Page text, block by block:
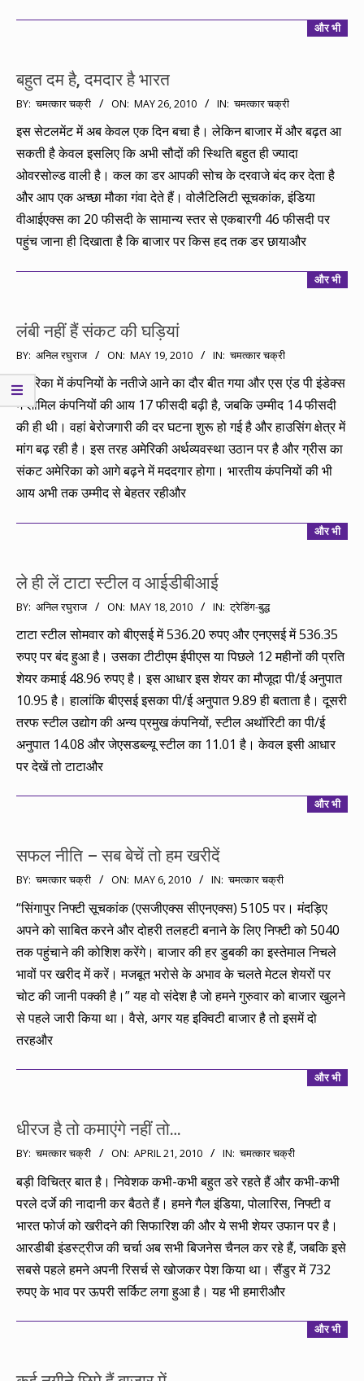
और भी
बहुत दम है, दमदार है भारत
2010-
BY: चमत्कार चक्री ON: MAY 26, 2010 IN: चमत्कार चक्री
इस सेटलमेंट में अब केवल एक दिन बचा है। लेकिन बाजार में और बढ़त आ
सकती है केवल इसलिए कि अभी सौदों की स्थिति बहुत ही ज्यादा
ओवरसोल्ड वाली है। कल का डर आपकी सोच के दरवाजे बंद कर देता है
और आप एक अच्छा मौका गंवा देते हैं। वोलैटिलिटी सूचकांक, इंडिया
वीआईएक्स का 20 फीसदी के सामान्य स्तर से एकबारगी 46 फीसदी पर
पहुंच जाना ही दिखाता है कि बाजार पर किस हद तक डर छायाऔर
और भी
लंबी नहीं हैं संकट की घड़ियां
2010-
05-
19
BY: अनिल रघुराज ON: MAY 19, 2010 IN: चमत्कार चक्री
अमेरिका में कंपनियों के नतीजे आने का दौर बीत गया और एस एंड पी इंडेक्स
में शामिल कंपनियों की आय 17 फीसदी बढ़ी है, जबकि उम्मीद 14 फीसदी
की ही थी। वहां बेरोजगारी की दर घटना शुरू हो गई है और हाउसिंग क्षेत्र में
मांग बढ़ रही है। इस तरह अमेरिकी अर्थव्यवस्था उठान पर है और ग्रीस का
संकट अमेरिका को आगे बढ़ने में मददगार होगा। भारतीय कंपनियों की भी
आय अभी तक उम्मीद से बेहतर रहीऔर
और भी
ले ही लें टाटा स्टील व आईडीबीआई
2010-
BY: अनिल रघुराज ON: MAY 18, 2010 IN: ट्रेडिंग-बुद्ध
टाटा स्टील सोमवार को बीएसई में 536.20 रुपए और एनएसई में 536.35
रुपए पर बंद हुआ है। उसका टीटीएम ईपीएस या पिछले 12 महीनों की प्रति
शेयर कमाई 48.96 रुपए है। इस आधार इस शेयर का मौजूदा पी/ई अनुपात
10.95 है। हालांकि बीएसई इसका पी/ई अनुपात 9.89 ही बताता है। दूसरी
तरफ स्टील उद्योग की अन्य प्रमुख कंपनियों, स्टील अथॉरिटी का पी/ई
अनुपात 14.08 और जेएसडब्ल्यू स्टील का 11.01 है। केवल इसी आधार
पर देखें तो टाटाऔर
और भी
सफल नीति – सब बेचें तो हम खरीदें
2010-
05-
BY: चमत्कार चक्री ON: MAY 6, 2010 IN: चमत्कार चक्री
“सिंगापुर निफ्टी सूचकांक (एसजीएक्स सीएनएक्स) 5105 पर। मंदड़िए
अपने को साबित करने और दोहरी तलहटी बनाने के लिए निफ्टी को 5040
तक पहुंचाने की कोशिश करेंगे। बाजार की हर डुबकी का इस्तेमाल निचले
भावों पर खरीद में करें। मजबूत भरोसे के अभाव के चलते मेटल शेयरों पर
चोट की जानी पक्की है।” यह वो संदेश है जो हमने गुरुवार को बाजार खुलने
से पहले जारी किया था। वैसे, अगर यह इक्विटी बाजार है तो इसमें दो
तरहऔर
और भी
धीरज है तो कमाएंगे नहीं तो…
2010-
04-
21
BY: चमत्कार चक्री ON: APRIL 21, 2010 IN: चमत्कार चक्री
बड़ी विचित्र बात है। निवेशक कभी-कभी बहुत डरे रहते हैं और कभी-कभी
परले दर्जे की नादानी कर बैठते हैं। हमने गैल इंडिया, पोलारिस, निफ्टी व
भारत फोर्ज को खरीदने की सिफारिश की और ये सभी शेयर उफान पर है।
आरडीबी इंडस्ट्रीज की चर्चा अब सभी बिजनेस चैनल कर रहे हैं, जबकि इसे
सबसे पहले हमने अपनी रिसर्च से खोजकर पेश किया था। सैंडुर में 732
रुपए के भाव पर ऊपरी सर्किट लगा हुआ है। यह भी हमारीऔर
और भी